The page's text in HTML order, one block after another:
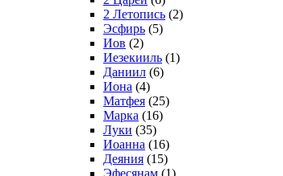
2 Летопись (2)
Эсфирь (5)
Иов (2)
Иезекииль (1)
Даниил (6)
Иона (4)
Матфея (25)
Марка (16)
Луки (35)
Иоанна (16)
Деяния (15)
Эфесянам (1)